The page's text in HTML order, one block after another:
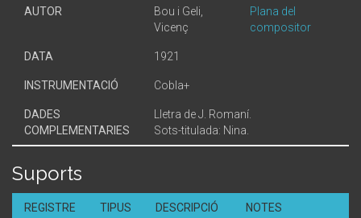
AUTOR
Bou i Geli,
Vicenç
Plana del
compositor
DATA 1921
INSTRUMENTACIÓ Cobla+
DADES
COMPLEMENTARIES
Lletra de J. Romaní.
Sots-titulada: Nina.
Suports
REGISTRE TIPUS DESCRIPCIÓ NOTES